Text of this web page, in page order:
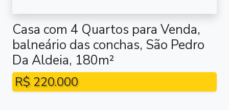
Casa com 4 Quartos para Venda,
balneário das conchas, São Pedro
Da Aldeia, 180m²
R$ 220.000